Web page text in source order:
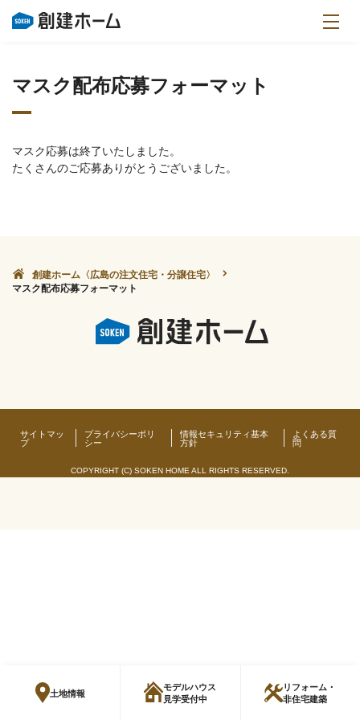
土地情報
モデルハウス
見学受付中
リフォーム・
非住宅建築
マスク配布応募フォーマット
マスク応募は終了いたしました。
たくさんのご応募ありがとうございました。
創建ホーム〈広島の注文住宅・分譲住宅〉
マスク配布応募フォーマット
サイトマッ
プ
プライバシーポリ
シー
情報セキュリティ基本
方針
よくある質
問
COPYRIGHT (C) SOKEN HOME ALL RIGHTS RESERVED.